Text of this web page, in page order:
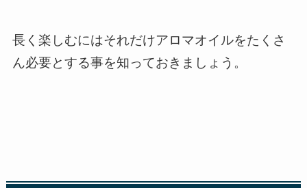
長く楽しむにはそれだけアロマオイルをたくさ
ん必要とする事を知っておきましょう。